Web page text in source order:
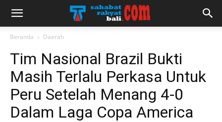
Beranda Daerah
Tim Nasional Brazil Bukti
Masih Terlalu Perkasa Untuk
Peru Setelah Menang 4-0
Dalam Laga Copa America